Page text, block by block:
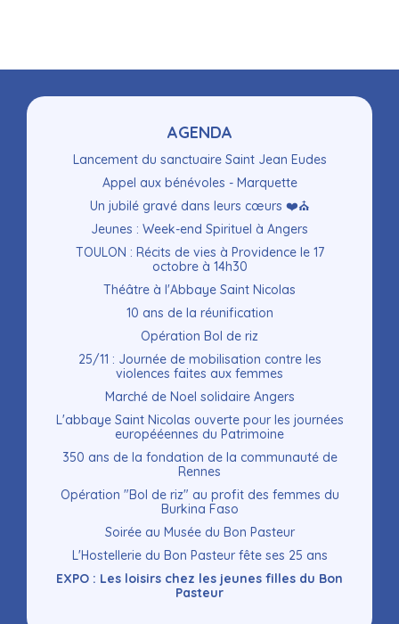
AGENDA
Lancement du sanctuaire Saint Jean Eudes
Appel aux bénévoles - Marquette
Un jubilé gravé dans leurs cœurs ❤️⛪
Jeunes : Week-end Spirituel à Angers
TOULON : Récits de vies à Providence le 17
octobre à 14h30
Théâtre à l'Abbaye Saint Nicolas
10 ans de la réunification
Opération Bol de riz
25/11 : Journée de mobilisation contre les
violences faites aux femmes
Marché de Noel solidaire Angers
L'abbaye Saint Nicolas ouverte pour les journées
europééennes du Patrimoine
350 ans de la fondation de la communauté de
Rennes
Opération "Bol de riz" au profit des femmes du
Burkina Faso
Soirée au Musée du Bon Pasteur
L'Hostellerie du Bon Pasteur fête ses 25 ans
EXPO : Les loisirs chez les jeunes filles du Bon
Pasteur